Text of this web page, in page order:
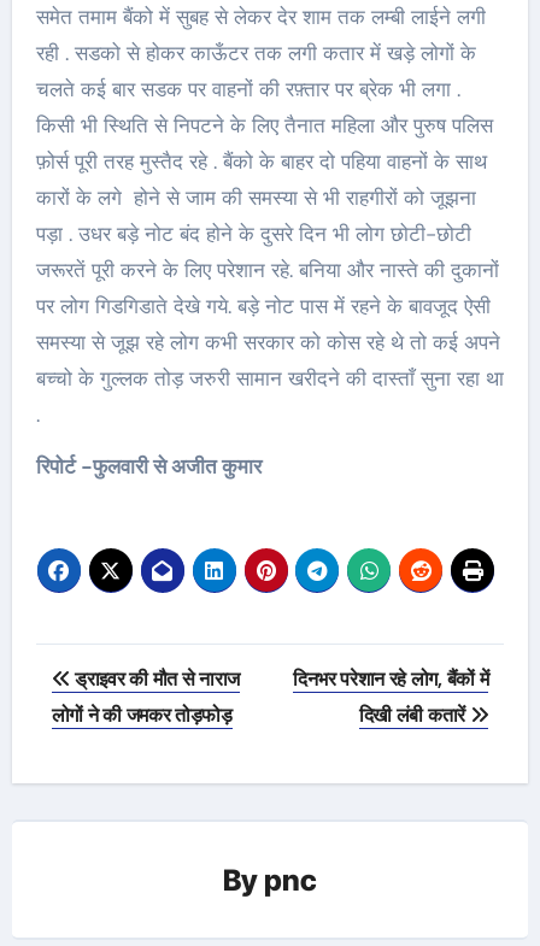
समेत तमाम बैंको में सुबह से लेकर देर शाम तक लम्बी लाईने लगी
रही . सडको से होकर काऊँटर तक लगी कतार में खड़े लोगों के
चलते कई बार सडक पर वाहनों की रफ़्तार पर ब्रेक भी लगा .
किसी भी स्थिति से निपटने के लिए तैनात महिला और पुरुष पलिस
फ़ोर्स पूरी तरह मुस्तैद रहे . बैंको के बाहर दो पहिया वाहनों के साथ
कारों के लगे होने से जाम की समस्या से भी राहगीरों को जूझना
पड़ा . उधर बड़े नोट बंद होने के दुसरे दिन भी लोग छोटी-छोटी
जरूरतें पूरी करने के लिए परेशान रहे. बनिया और नास्ते की दुकानों
पर लोग गिडगिडाते देखे गये. बड़े नोट पास में रहने के बावजूद ऐसी
समस्या से जूझ रहे लोग कभी सरकार को कोस रहे थे तो कई अपने
बच्चो के गुल्लक तोड़ जरुरी सामान खरीदने की दास्ताँ सुना रहा था
.
रिपोर्ट -फुलवारी से अजीत कुमार
Post
navigation
ड्राइवर की मौत से नाराज
लोगों ने की जमकर तोड़फोड़
दिनभर परेशान रहे लोग, बैंकों में
दिखी लंबी कतारें
By pnc